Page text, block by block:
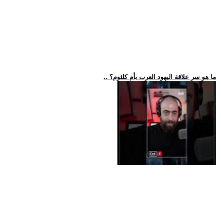
.. ما هو سر علاقة اليهود العرب بأم كلثوم؟